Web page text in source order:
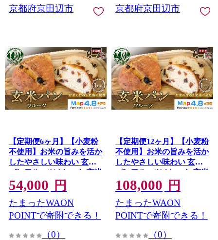
京都府京田辺市
京都府京田辺市
【定期便6ヶ月】【小麦粉
不使用】お米の旨みを活か
したやさしい味わい 玄米
パンフルーツ 1セット 玄米
パン パン 米粉パン グルテ
ンフリー 冷凍パン 国産米
小麦不使用 アレルギー対
応 ベーカリー 京都府 京田
54,000 円
たまったWAON
POINTで寄附できる！
（0）
【定期便12ヶ月】【小麦粉
不使用】お米の旨みを活か
したやさしい味わい 玄米
パンフルーツ 1セット 玄米
パン パン 米粉パン グルテ
ンフリー 冷凍パン 国産米
小麦不使用 アレルギー対
応 ベーカリー 京都府 京田
108,000 円
たまったWAON
POINTで寄附できる！
（0）